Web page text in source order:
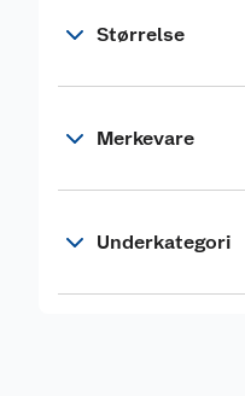
Størrelse
Merkevare
Underkategori